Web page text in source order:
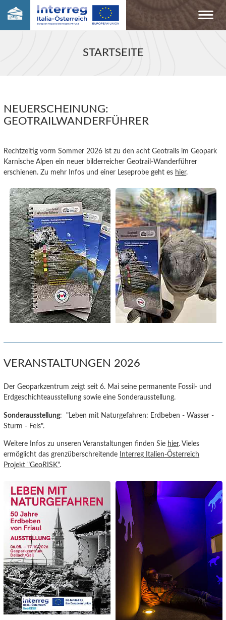
STARTSEITE
NEUERSCHEINUNG:
GEOTRAILWANDERFÜHRER
Rechtzeitig vorm Sommer 2026 ist zu den acht Geotrails im Geopark
Karnische Alpen ein neuer bilderreicher Geotrail-Wanderführer
erschienen. Zu mehr Infos und einer Leseprobe geht es hier.
VERANSTALTUNGEN 2026
Der Geoparkzentrum zeigt seit 6. Mai seine permanente Fossil- und
Erdgeschichteausstellung sowie eine Sonderausstellung.
Sonderausstellung: "Leben mit Naturgefahren: Erdbeben - Wasser -
Sturm - Fels".
Weitere Infos zu unseren Veranstaltungen finden Sie hier. Vieles
ermöglicht das grenzüberschreitende Interreg Italien-Österreich
Projekt "GeoRISK".